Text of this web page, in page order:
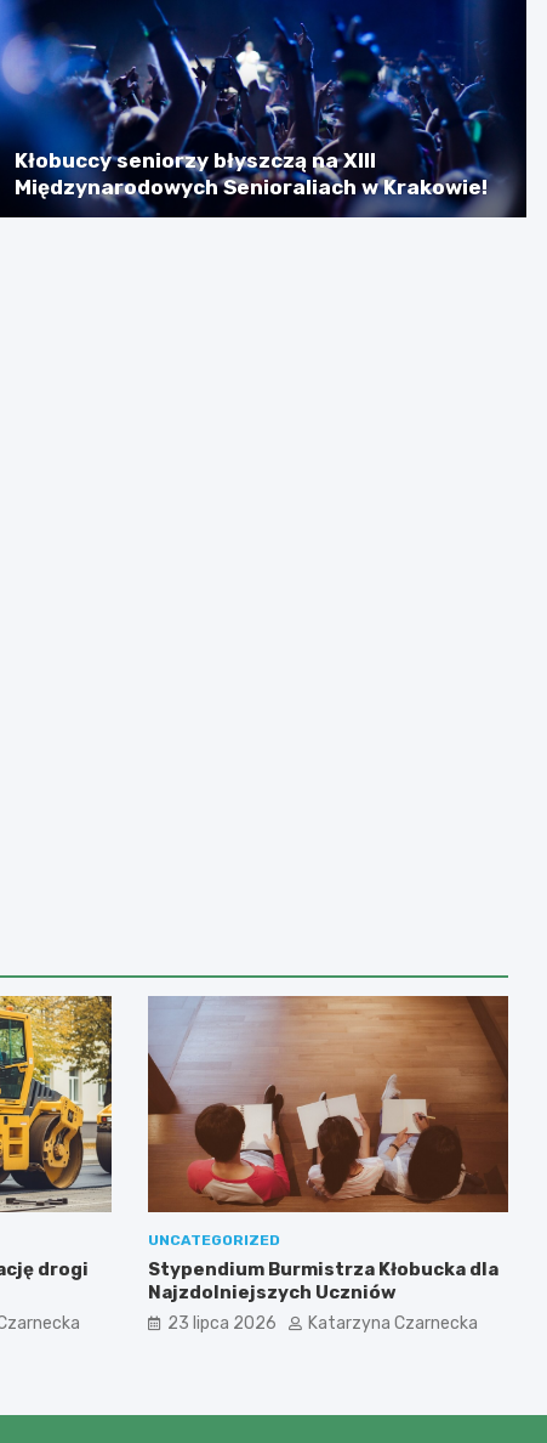
Kłobuccy seniorzy błyszczą na XIII
Międzynarodowych Senioraliach w Krakowie!
drogi
UNCATEGORIZED
Stypendium Burmistrza Kłobucka dla
Najzdolniejszych Uczniów
23 lipca 2026 Katarzyna Czarnecka